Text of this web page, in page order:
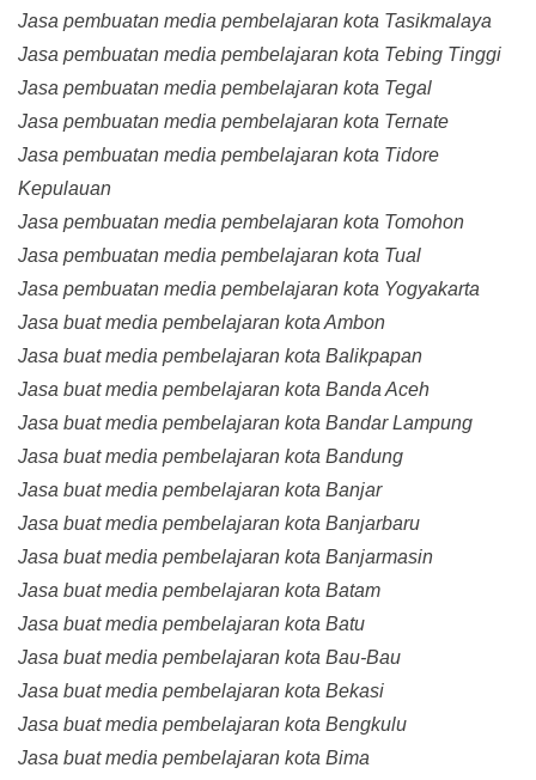
Jasa pembuatan media pembelajaran kota Tasikmalaya
Jasa pembuatan media pembelajaran kota Tebing Tinggi
Jasa pembuatan media pembelajaran kota Tegal
Jasa pembuatan media pembelajaran kota Ternate
Jasa pembuatan media pembelajaran kota Tidore
Kepulauan
Jasa pembuatan media pembelajaran kota Tomohon
Jasa pembuatan media pembelajaran kota Tual
Jasa pembuatan media pembelajaran kota Yogyakarta
Jasa buat media pembelajaran kota Ambon
Jasa buat media pembelajaran kota Balikpapan
Jasa buat media pembelajaran kota Banda Aceh
Jasa buat media pembelajaran kota Bandar Lampung
Jasa buat media pembelajaran kota Bandung
Jasa buat media pembelajaran kota Banjar
Jasa buat media pembelajaran kota Banjarbaru
Jasa buat media pembelajaran kota Banjarmasin
Jasa buat media pembelajaran kota Batam
Jasa buat media pembelajaran kota Batu
Jasa buat media pembelajaran kota Bau-Bau
Jasa buat media pembelajaran kota Bekasi
Jasa buat media pembelajaran kota Bengkulu
Jasa buat media pembelajaran kota Bima